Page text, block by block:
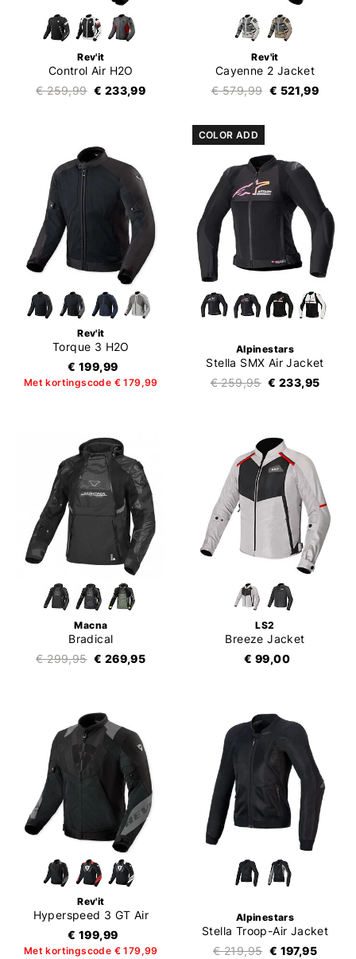
Rev'it
Control Air H2O
€ 259,99 € 233,99
Rev'it
Cayenne 2 Jacket
€ 579,99 € 521,99
Rev'it
Torque 3 H2O
€ 199,99
Met kortingscode € 179,99
COLOR ADD
Alpinestars
Stella SMX Air Jacket
€ 259,95 € 233,95
Macna
Bradical
€ 299,95 € 269,95
LS2
Breeze Jacket
€ 99,00
Rev'it
Hyperspeed 3 GT Air
€ 199,99
Met kortingscode € 179,99
Alpinestars
Stella Troop-Air Jacket
€ 219,95 € 197,95